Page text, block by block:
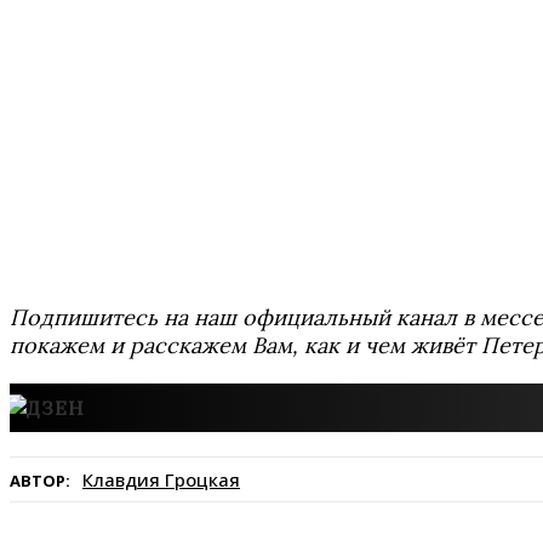
Подпишитесь на наш официальный канал в
покажем и расскажем Вам, как и чем живёт
АВТОР: Клавдия Гроцкая